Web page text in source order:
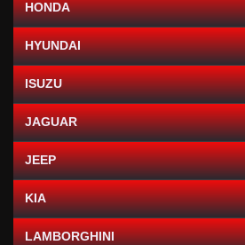
HONDA
HYUNDAI
ISUZU
JAGUAR
JEEP
KIA
LAMBORGHINI